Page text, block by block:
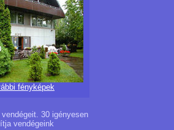
fényképek
30 igényesen
vendégeink